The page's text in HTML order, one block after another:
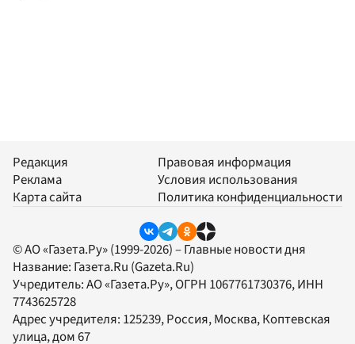
Редакция
Реклама
Карта сайта
Правовая информация
Условия использования
Политика конфиденциальности
© АО «Газета.Ру» (1999-2026) – Главные новости дня
Название: Газета.Ru (Gazeta.Ru)
Учредитель:АО «Газета.Ру», ОГРН 1067761730376, ИНН
7743625728
Адрес учредителя: 125239, Россия, Москва, Коптевская
улица, дом 67